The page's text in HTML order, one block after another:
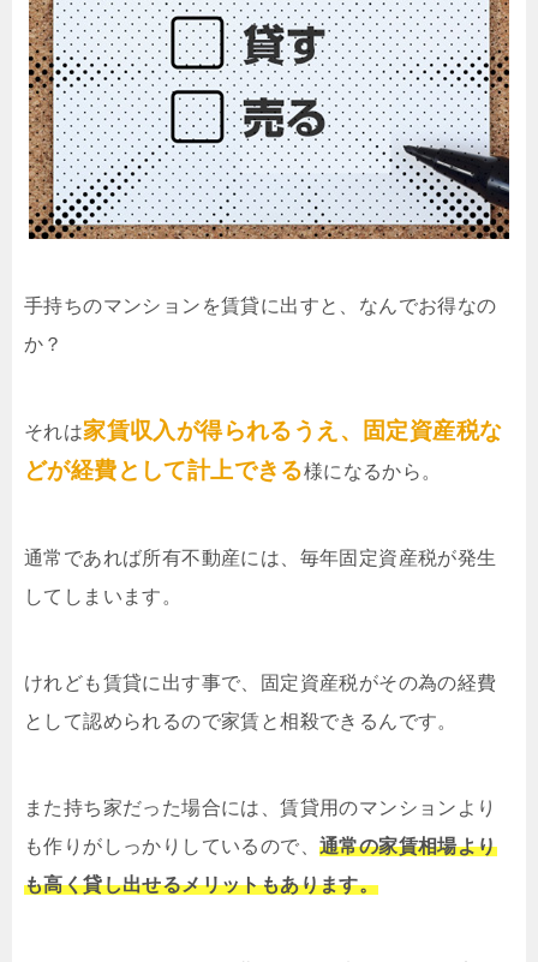
手持ちのマンションを賃貸に出すと、なんでお得なの
か？
それは家賃収入が得られるうえ、固定資産税な
どが経費として計上できる様になるから。
通常であれば所有不動産には、毎年固定資産税が発生
してしまいます。
けれども賃貸に出す事で、固定資産税がその為の経費
として認められるので家賃と相殺できるんです。
また持ち家だった場合には、賃貸用のマンションより
も作りがしっかりしているので、 通常の家賃相場より
も高く貸し出せるメリットもあります。